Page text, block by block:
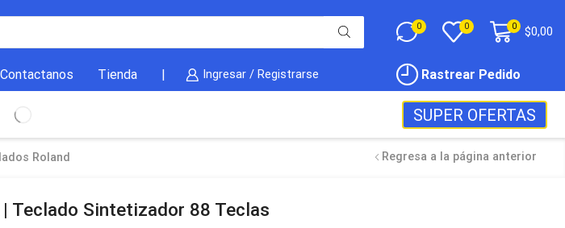
0 0 0 $0,00
Contactanos Tienda Ingresar / Registrarse Rastrear Pedido
SUPER OFERTAS
Roland Regresa a la página anterior
| Teclado Sintetizador 88 Teclas